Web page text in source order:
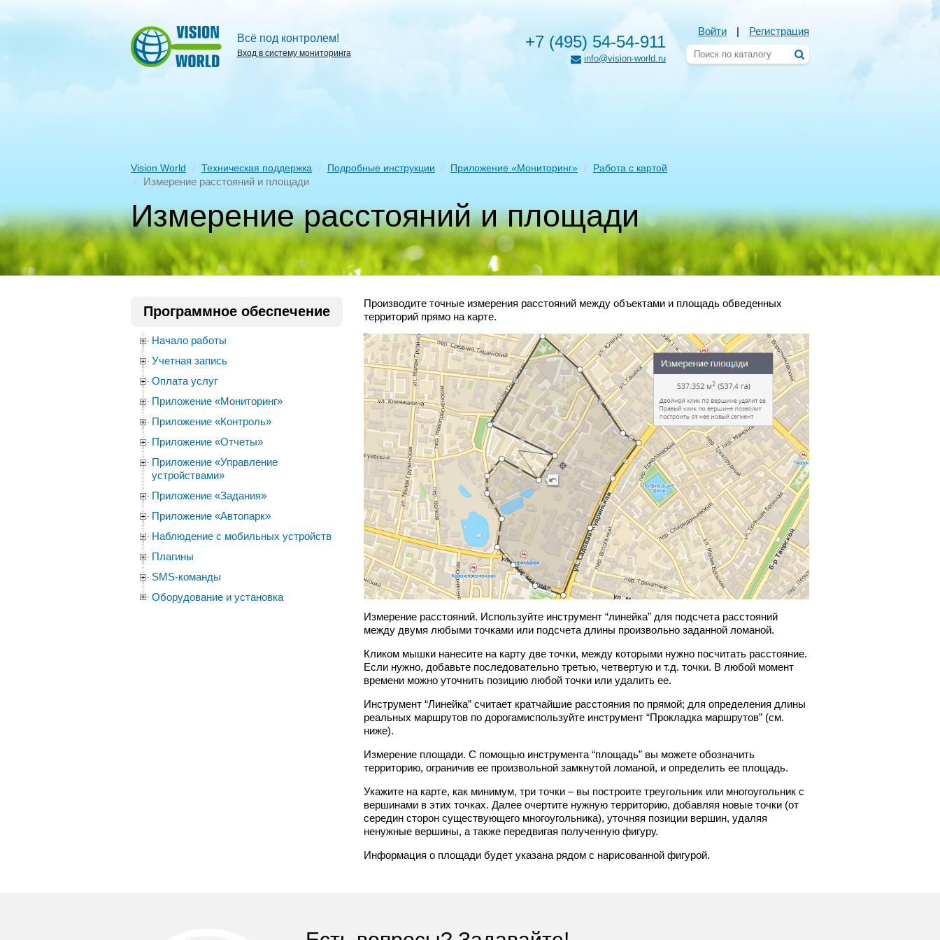
Всё под контролем!
Вход в систему мониторинга
+7 (495) 54-54-911
info@vision-world.ru
Войти | Регистрация
Vision World Техническая поддержка Подробные инструкции Приложение «Мониторинг» Работа с картой
Измерение расстояний и площади
Измерение расстояний и площади
Программное обеспечение
Начало работы
Учетная запись
Оплата услуг
Приложение «Мониторинг»
Приложение «Контроль»
Приложение «Отчеты»
Приложение «Управление
устройствами»
Приложение «Задания»
Приложение «Автопарк»
Наблюдение с мобильных устройств
Плагины
SMS-команды
Оборудование и установка
Производите точные измерения расстояний между объектами и площадь обведенных
территорий прямо на карте.
Измерение расстояний. Используйте инструмент “линейка” для подсчета расстояний
между двумя любыми точками или подсчета длины произвольно заданной ломаной.
Кликом мышки нанесите на карту две точки, между которыми нужно посчитать расстояние.
Если нужно, добавьте последовательно третью, четвертую и т.д. точки. В любой момент
времени можно уточнить позицию любой точки или удалить ее.
Инструмент “Линейка” считает кратчайшие расстояния по прямой; для определения длины
реальных маршрутов по дорогамиспользуйте инструмент “Прокладка маршрутов” (см.
ниже).
Измерение площади. С помощью инструмента “площадь” вы можете обозначить
территорию, ограничив ее произвольной замкнутой ломаной, и определить ее площадь.
Укажите на карте, как минимум, три точки – вы построите треугольник или многоугольник с
вершинами в этих точках. Далее очертите нужную территорию, добавляя новые точки (от
середин сторон существующего многоугольника), уточняя позиции вершин, удаляя
ненужные вершины, а также передвигая полученную фигуру.
Информация о площади будет указана рядом с нарисованной фигурой.